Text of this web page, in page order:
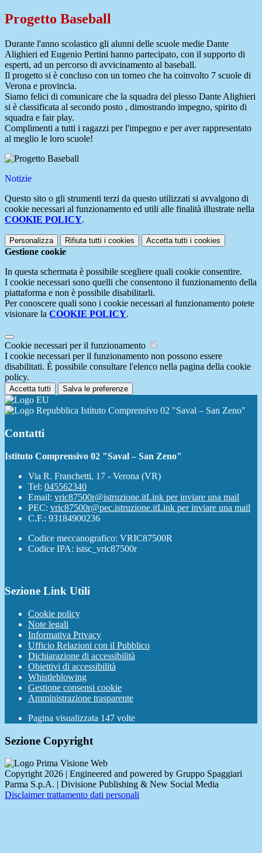
Progetto Baseball
Durante l'anno scolastico gli alunni delle scuole medie Dante
Alighieri ed Eugenio Pertini hanno partecipato, con il supporto di
esperti, ad un percorso di avvicinamento al baseball.
Il progetto si è concluso con un torneo che ha coinvolto 7 scuole di
Verona e provincia.
Siamo felici di comunicare che la squadra del plesso Dante Alighieri
si è classificata al secondo posto , dimostrando impegno, spirito di
squadra e fair play.
Complimenti a tutti i ragazzi per l'impegno e per aver rappresentato
al meglio le loro scuole!
Notizie
Questo sito o gli strumenti terzi da questo utilizzati si avvalgono di
cookie necessari al funzionamento ed utili alle finalità illustrate nella
COOKIE POLICY.
Personalizza Rifiuta tutti i cookies Accetta tutti i cookies
Gestione cookie
In questa schermata è possibile scegliere quali cookie consentire.
I cookie necessari sono quelli che consentono il funzionamento della
piattaforma e non è possibile disabilitarli.
Per conoscere quali sono i cookie necessari al funzionamento potete
visionare la COOKIE POLICY.
Cookie necessari per il funzionamento
I cookie necessari per il funzionamento non possono essere
disabilitati. È possibile consultare l'elenco nella pagina della cookie
policy.
Accetta tutti Salva le preferenze
Istituto Comprensivo 02 "Saval – San Zeno"
Contatti
Istituto Comprensivo 02 "Saval – San Zeno"
Via R. Franchetti, 17 - Verona (VR)
Tel: 045562340
Email: vric87500r@istruzione.itLink per inviare una mail
PEC: vric87500r@pec.istruzione.itLink per inviare una mail
C.F.: 93184900236
Codice meccanografico: VRIC87500R
Codice IPA: istsc_vric87500r
Sezione Link Utili
Cookie policy
Note legali
Informativa Privacy
Ufficio Relazioni con il Pubblico
Dichiarazione di accessibilità
Obiettivi di accessibilità
Whistleblowing
Gestione consensi cookie
Amministrazione trasparente
Pagina visualizzata 147 volte
Sezione Copyright
Copyright 2026 | Engineered and powered by Gruppo Spaggiari
Parma S.p.A. | Divisione Publishing & New Social Media
Disclaimer trattamento dati personali